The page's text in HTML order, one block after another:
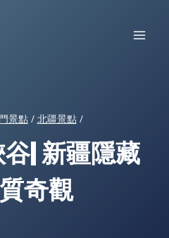
景點 / 北疆景點 /
| 新疆隱藏
奇觀